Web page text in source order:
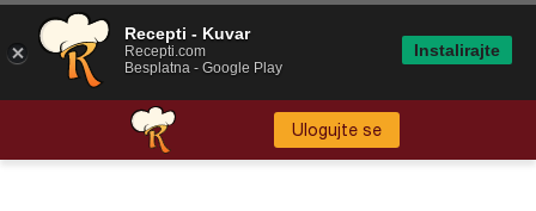
Ulogujte se
Recepti - Kuvar
Recepti.com
Besplatna - Google Play
Instalirajte